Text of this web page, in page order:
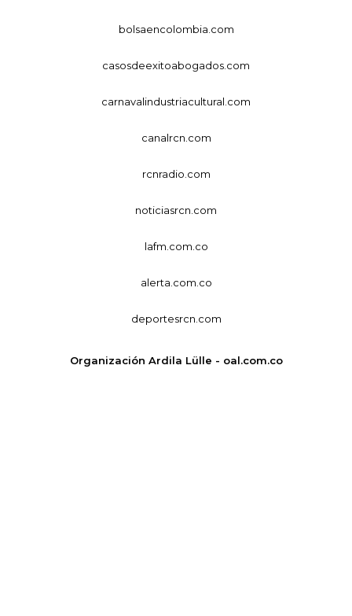
bolsaencolombia.com
casosdeexitoabogados.com
carnavalindustriacultural.com
canalrcn.com
rcnradio.com
noticiasrcn.com
lafm.com.co
alerta.com.co
deportesrcn.com
Organización Ardila Lülle - oal.com.co